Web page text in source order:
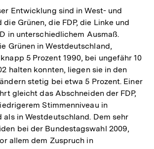
Entwicklung sind in West- und
Grünen, die FDP, die Linke und
in unterschiedlichem Ausmaß.
Grünen in Westdeutschland,
5 Prozent 1990, bei ungefähr 10
halten konnten, liegen sie in den
stetig bei etwa 5 Prozent. Einer
gleicht das Abschneiden der FDP,
Stimmenniveau in
als in Westdeutschland. Dem sehr
bei der Bundestagswahl 2009,
allem dem Zuspruch in